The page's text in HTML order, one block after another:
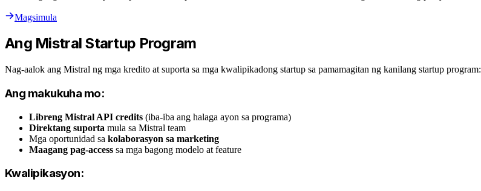
Magsimula
Ang Mistral Startup Program
Nag-aalok ang Mistral ng mga kredito at suporta sa mga kwalipikadong startup sa pamamagitan ng kanilang startup program:
Ang makukuha mo:
Libreng Mistral API credits (iba-iba ang halaga ayon sa programa)
Direktang suporta mula sa Mistral team
Mga oportunidad sa kolaborasyon sa marketing
Maagang pag-access sa mga bagong modelo at feature
Kwalipikasyon: